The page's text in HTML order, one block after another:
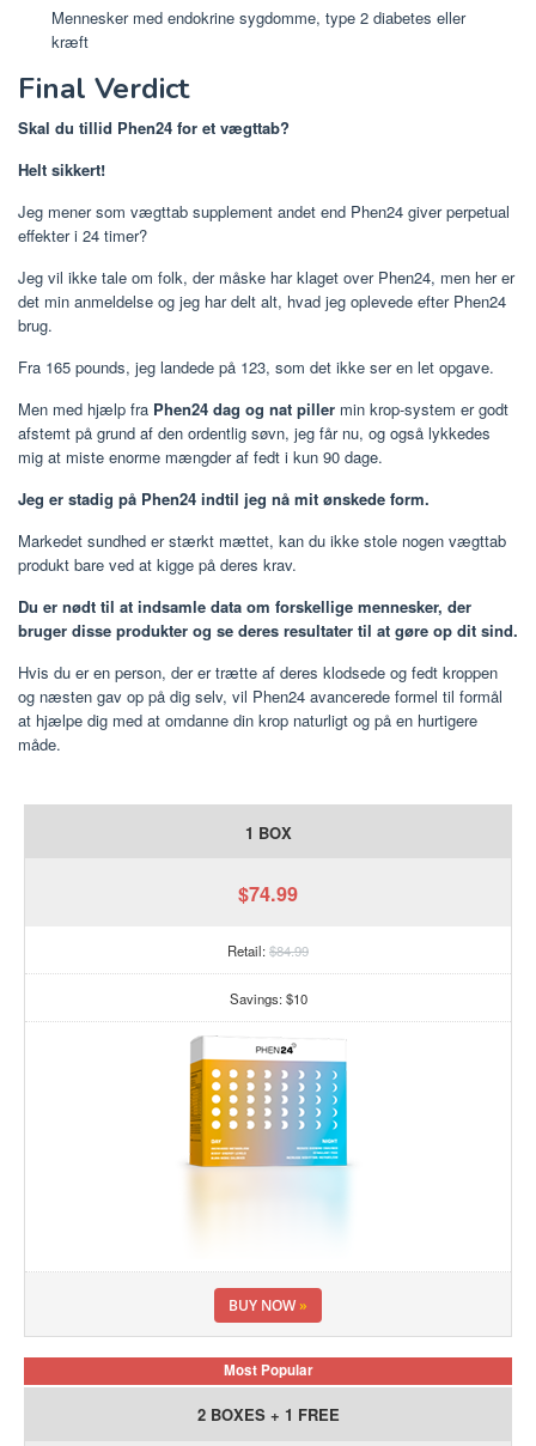
Mennesker med endokrine sygdomme, type 2 diabetes eller
kræft
Final Verdict
Skal du tillid Phen24 for et vægttab?
Helt sikkert!
Jeg mener som vægttab supplement andet end Phen24 giver perpetual
effekter i 24 timer?
Jeg vil ikke tale om folk, der måske har klaget over Phen24, men her er
det min anmeldelse og jeg har delt alt, hvad jeg oplevede efter Phen24
brug.
Fra 165 pounds, jeg landede på 123, som det ikke ser en let opgave.
Men med hjælp fra Phen24 dag og nat piller min krop-system er godt
afstemt på grund af den ordentlig søvn, jeg får nu, og også lykkedes
mig at miste enorme mængder af fedt i kun 90 dage.
Jeg er stadig på Phen24 indtil jeg nå mit ønskede form.
Markedet sundhed er stærkt mættet, kan du ikke stole nogen vægttab
produkt bare ved at kigge på deres krav.
Du er nødt til at indsamle data om forskellige mennesker, der
bruger disse produkter og se deres resultater til at gøre op dit sind.
Hvis du er en person, der er trætte af deres klodsede og fedt kroppen
og næsten gav op på dig selv, vil Phen24 avancerede formel til formål
at hjælpe dig med at omdanne din krop naturligt og på en hurtigere
måde.
1 BOX
$74.99
Retail:$84.99
Savings: $10
BUY NOW»
Most Popular
2 BOXES + 1 FREE